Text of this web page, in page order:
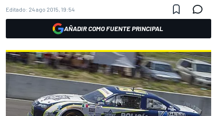
Editado: 24 ago 2015, 19:54
AÑADIR COMO FUENTE PRINCIPAL